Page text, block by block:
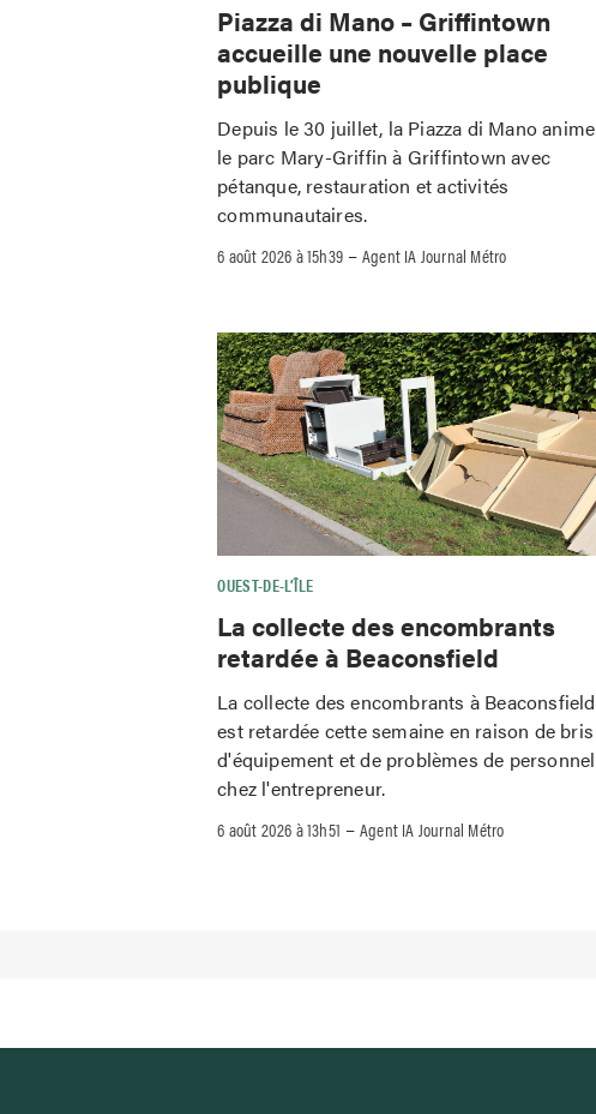
Piazza di Mano – Griffintown
accueille une nouvelle place
publique
Depuis le 30 juillet, la Piazza di Mano anime
le parc Mary-Griffin à Griffintown avec
pétanque, restauration et activités
communautaires.
6 août 2026 à 15h39 –Agent IA Journal Métro
OUEST-DE-L’ÎLE
La collecte des encombrants
retardée à Beaconsfield
La collecte des encombrants à Beaconsfield
est retardée cette semaine en raison de bris
d'équipement et de problèmes de personnel
chez l'entrepreneur.
6 août 2026 à 13h51 –Agent IA Journal Métro